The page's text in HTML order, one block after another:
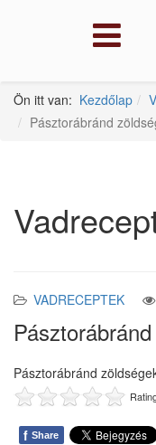
Ön itt van: Kezdőlap
Pásztorábránd
VADRECEPTEK
Pásztorábránd
f Share